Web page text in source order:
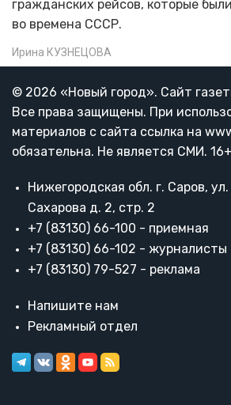
гражданских рейсов, которые
во времена СССР.
Ирина КУЗНЕЦОВА
© 2026 «Новый город». Cайт
Все права защищены. При
материалов с сайта ссылка на
обязательна. Не является СМИ. 16+
Нижегородская обл. г. Саров,
Сахарова д. 2, стр. 2
+7 (83130) 66-100 - приемная
+7 (83130) 66-102 - журналисты
+7 (83130) 79-527 - реклама
Напишите нам
Рекламный отдел